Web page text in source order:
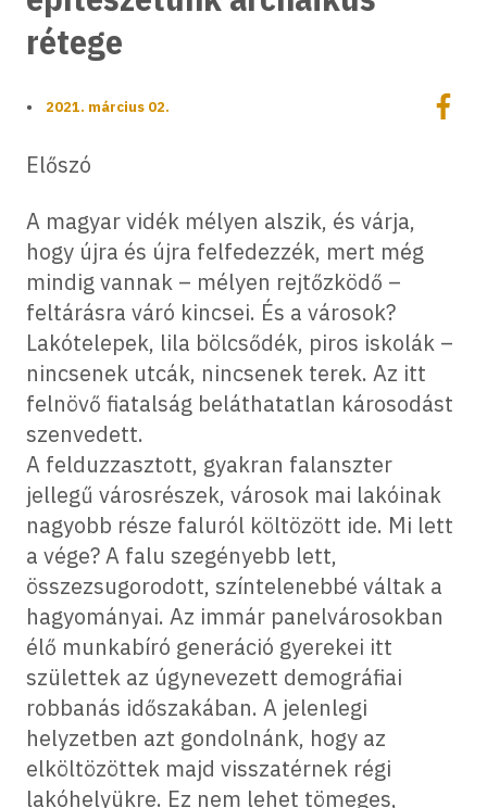
rétege
• 2021. március 02.
Előszó
A magyar vidék mélyen alszik, és várja,
hogy újra és újra felfedezzék, mert még
mindig vannak – mélyen rejtőzködő –
feltárásra váró kincsei. És a városok?
Lakótelepek, lila bölcsődék, piros iskolák –
nincsenek utcák, nincsenek terek. Az itt
felnövő fiatalság beláthatatlan károsodást
szenvedett.
A felduzzasztott, gyakran falanszter
jellegű városrészek, városok mai lakóinak
nagyobb része faluról költözött ide. Mi lett
a vége? A falu szegényebb lett,
összezsugorodott, színtelenebbé váltak a
hagyományai. Az immár panelvárosokban
élő munkabíró generáció gyerekei itt
születtek az úgynevezett demográfiai
robbanás időszakában. A jelenlegi
helyzetben azt gondolnánk, hogy az
elköltözöttek majd visszatérnek régi
lakóhelyükre. Ez nem lehet tömeges,